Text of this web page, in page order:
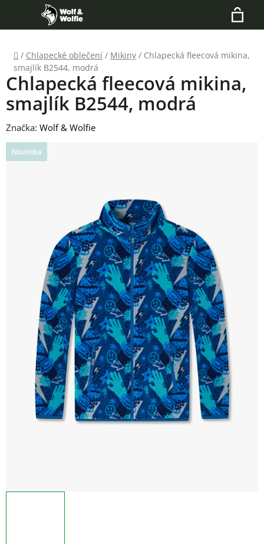
obsah
Hledat
Domů
/ Chlapecké oblečení / Mikiny / Chlapecká fleecová mikina,
smajlík B2544, modrá
Chlapecká fleecová mikina,
smajlík B2544, modrá
Značka: Wolf & Wolfie
Novinka